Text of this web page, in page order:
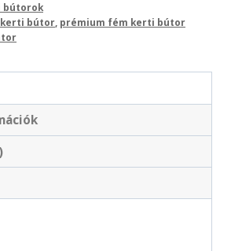
bútorok
bútor, prémium fém kerti bútor